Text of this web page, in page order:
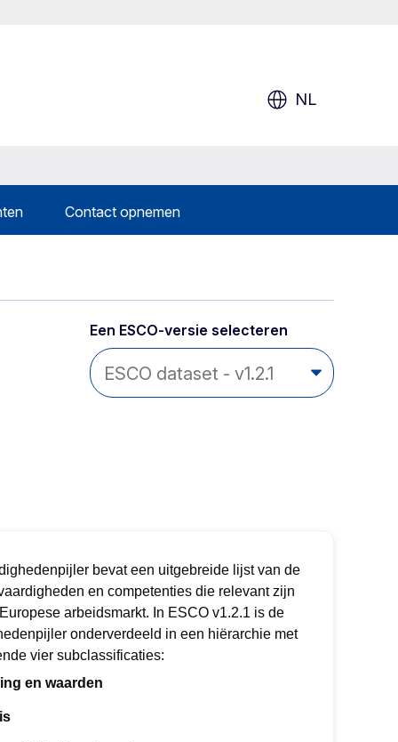
NL
Contact opnemen
Een ESCO-versie selecteren
bevat een uitgebreide lijst van de
en competenties die relevant zijn
arbeidsmarkt. In ESCO v1.2.1 is de
onderverdeeld in een hiërarchie met
vier subclassificaties:
en waarden